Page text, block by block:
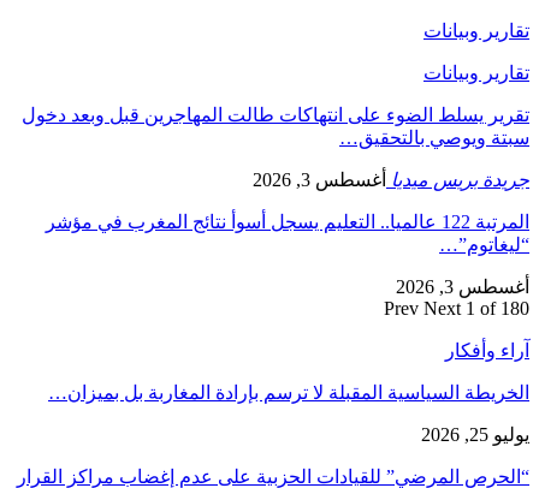
تقارير وبيانات
تقارير وبيانات
تقرير يسلط الضوء على انتهاكات طالت المهاجرين قبل وبعد دخول
سبتة ويوصي بالتحقيق…
جريدة بريس ميديا أغسطس 3, 2026
المرتبة 122 عالميا.. التعليم يسجل أسوأ نتائج المغرب في مؤشر
“ليغاتوم”…
أغسطس 3, 2026
Prev Next 1 of 180
آراء وأفكار
الخريطة السياسية المقبلة لا ترسم بإرادة المغاربة بل بميزان…
يوليو 25, 2026
“الحرص المرضي” للقيادات الحزبية على عدم إغضاب مراكز القرار